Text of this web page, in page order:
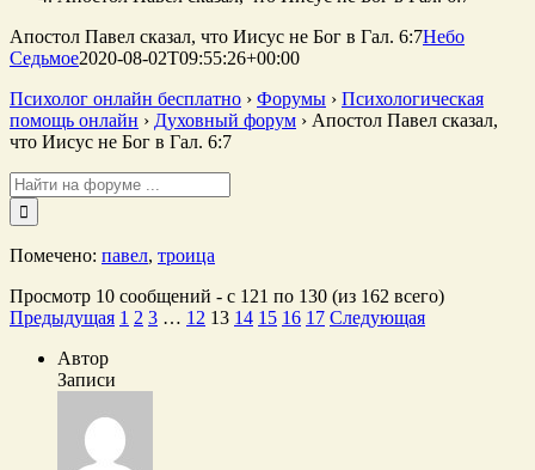
Апостол Павел сказал, что Иисус не Бог в Гал. 6:7Небо
Седьмое2020-08-02T09:55:26+00:00
Психолог онлайн бесплатно › Форумы › Психологическая
помощь онлайн › Духовный форум › Апостол Павел сказал,
что Иисус не Бог в Гал. 6:7
Поиск:
Помечено: павел, троица
Просмотр 10 сообщений - с 121 по 130 (из 162 всего)
Предыдущая 1 2 3 … 12 13 14 15 16 17 Следующая
Автор
Записи